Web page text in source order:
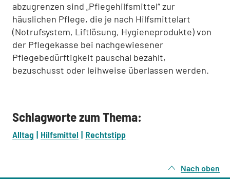
abzugrenzen sind „Pflegehilfsmittel“ zur
häuslichen Pflege, die je nach Hilfsmittelart
(Notrufsystem, Liftlösung, Hygieneprodukte) von
der Pflegekasse bei nachgewiesener
Pflegebedürftigkeit pauschal bezahlt,
bezuschusst oder leihweise überlassen werden.
Schlagworte zum Thema:
Alltag Hilfsmittel Rechtstipp
Nach oben